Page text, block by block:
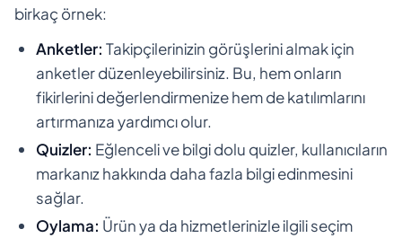
birkaç örnek:
Anketler: Takipçilerinizin görüşlerini almak için
anketler düzenleyebilirsiniz. Bu, hem onların
fikirlerini değerlendirmenize hem de katılımlarını
artırmanıza yardımcı olur.
Quizler: Eğlenceli ve bilgi dolu quizler, kullanıcıların
markanız hakkında daha fazla bilgi edinmesini
sağlar.
Oylama: Ürün ya da hizmetlerinizle ilgili seçim